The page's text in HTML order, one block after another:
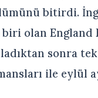
bitirdi.
olan England
sonra
ile eylül